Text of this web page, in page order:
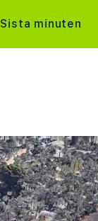
Sista minuten